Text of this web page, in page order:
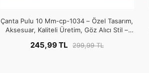
Çanta Pulu 10 Mm-cp-1034 – Özel Tasarım,
Aksesuar, Kaliteli Üretim, Göz Alıcı Stil –
245,99 TL 299,99 TL